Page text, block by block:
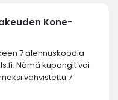
Kone-
7 alennuskoodia
Nämä kupongit voi
vahvistettu 7